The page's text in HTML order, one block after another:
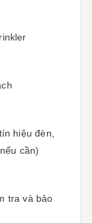
hiệu đèn,
cần)
tra và bảo